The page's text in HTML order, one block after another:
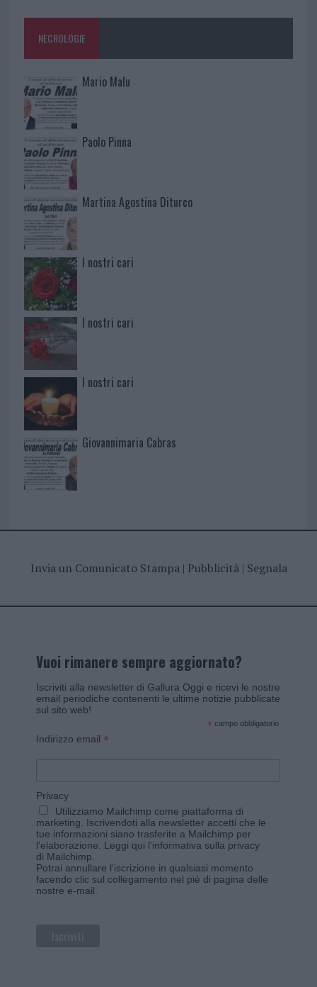
NECROLOGIE
Mario Malu
Paolo Pinna
Martina Agostina Diturco
I nostri cari
I nostri cari
I nostri cari
Giovannimaria Cabras
Invia un Comunicato Stampa| Pubblicità| Segnala
Vuoi rimanere sempre aggiornato?
Iscriviti alla newsletter di Gallura Oggi e ricevi le nostre
email periodiche contenenti le ultime notizie pubblicate
sul sito web!
* campo obbligatorio
Indirizzo email *
Privacy
Utilizziamo Mailchimp come piattaforma di
marketing. Iscrivendoti alla newsletter accetti che le
tue informazioni siano trasferite a Mailchimp per
l'elaborazione. Leggi qui l'informativa sulla privacy
di Mailchimp
Potrai annullare l'iscrizione in qualsiasi momento
facendo clic sul collegamento nel piè di pagina delle
nostre e-mail.